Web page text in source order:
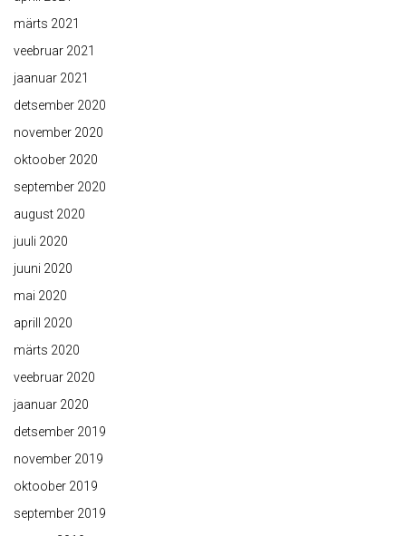
märts 2021
veebruar 2021
jaanuar 2021
detsember 2020
november 2020
oktoober 2020
september 2020
august 2020
juuli 2020
juuni 2020
mai 2020
aprill 2020
märts 2020
veebruar 2020
jaanuar 2020
detsember 2019
november 2019
oktoober 2019
september 2019